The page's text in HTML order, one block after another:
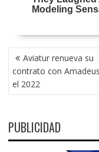
NAVEGACIÓN
DE
ENTRADAS
Aviatur renueva su
contrato con
el 2022
PUBLICIDAD